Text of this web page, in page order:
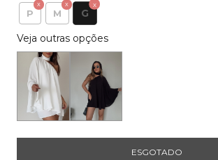
P M G
Veja outras opções